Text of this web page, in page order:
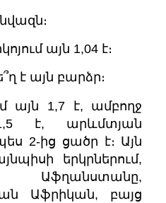
այն 1,04 է։
է այն բարձր։
այն 1,7 է, ամբողջ
է, արևմտյան
2-ից ցածր է։ Այն
երկրներում,
Աֆղանստանը,
Աֆրիկան, բայց